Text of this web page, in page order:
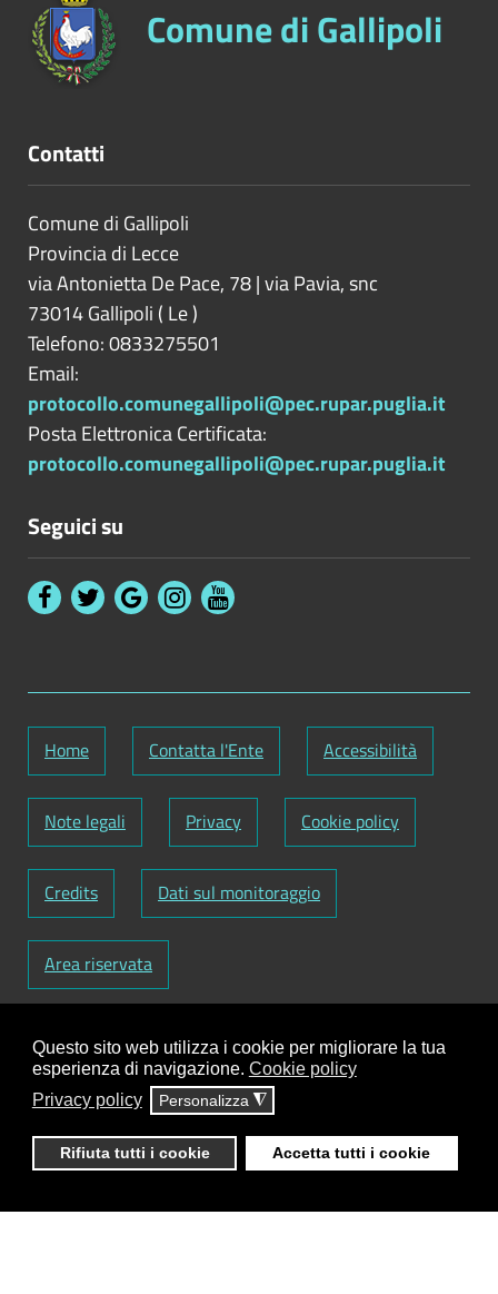
Questo sito web utilizza i cookie per migliorare la tua
esperienza di navigazione. Cookie policy
Privacy policy
Personalizza ◮
Rifiuta tutti i cookie Accetta tutti i cookie
Comune di Gallipoli
Contatti
Comune di Gallipoli
Provincia di Lecce
via Antonietta De Pace, 78 | via Pavia, snc
73014Gallipoli ( Le)
Telefono: 0833275501
Email:
protocollo.comunegallipoli@pec.rupar.puglia.it
Posta Elettronica Certificata:
protocollo.comunegallipoli@pec.rupar.puglia.it
Seguici su
Home Contatta l'Ente Accessibilità
Note legali Privacy Cookie policy
Credits Dati sul monitoraggio
Area riservata
Codice Fiscale: 82000090751-Partita IVA:
01129720759-Codice Fatturazione elettronica:
UFY1HC
contenuti:Antonio Scrimitore
ClioCom© copyright 2018 - 2026 - Clio S.r.l. Lecce -